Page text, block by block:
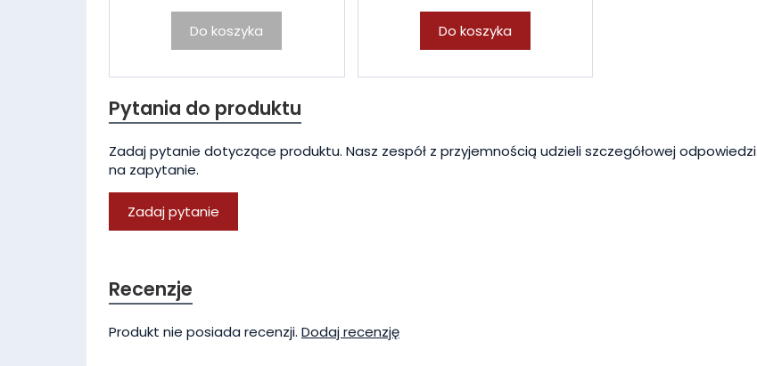
Do koszyka Do koszyka
Pytania do produktu
Zadaj pytanie dotyczące produktu. Nasz zespół z przyjemnością udzieli szczegółowej odpowiedzi
na zapytanie.
Zadaj pytanie
Recenzje
Produkt nie posiada recenzji. Dodaj recenzję